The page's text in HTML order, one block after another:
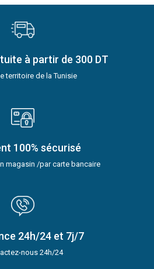
à partir de 300 DT
territoire de la Tunisie
100% sécurisé
magasin /par carte bancaire
24h/24 et 7j/7
nous 24h/24